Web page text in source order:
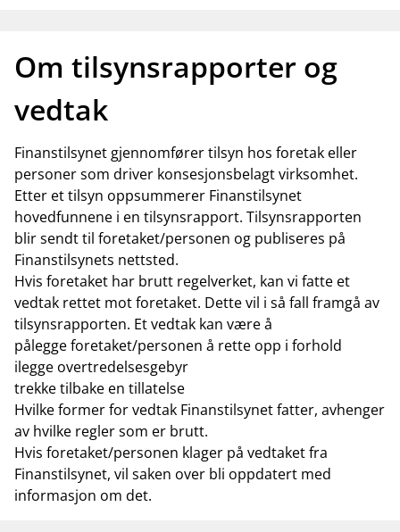
Om tilsynsrapporter og
vedtak
Finanstilsynet gjennomfører tilsyn hos foretak eller
personer som driver konsesjonsbelagt virksomhet.
Etter et tilsyn oppsummerer Finanstilsynet
hovedfunnene i en tilsynsrapport. Tilsynsrapporten
blir sendt til foretaket/personen og publiseres på
Finanstilsynets nettsted.
Hvis foretaket har brutt regelverket, kan vi fatte et
vedtak rettet mot foretaket. Dette vil i så fall framgå av
tilsynsrapporten. Et vedtak kan være å
pålegge foretaket/personen å rette opp i forhold
ilegge overtredelsesgebyr
trekke tilbake en tillatelse
Hvilke former for vedtak Finanstilsynet fatter, avhenger
av hvilke regler som er brutt.
Hvis foretaket/personen klager på vedtaket fra
Finanstilsynet, vil saken over bli oppdatert med
informasjon om det.